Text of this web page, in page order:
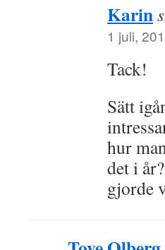
Karin
1 juli,
Tack!
Sätt
hur
det i
gjorde